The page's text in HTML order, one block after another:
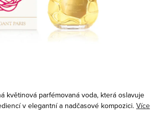
květinová parfémovaná voda, která oslavuje
v elegantní a nadčasové kompozici. Více